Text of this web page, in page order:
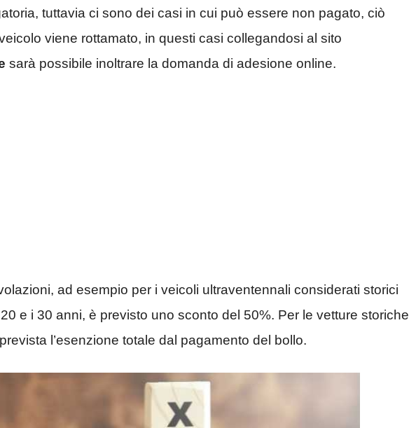
tuttavia ci sono dei casi in cui può essere non pagato, ciò
viene rottamato, in questi casi collegandosi al sito
sarà possibile inoltrare la domanda di adesione online.
ad esempio per i veicoli ultraventennali considerati storici
e i 30 anni, è previsto uno sconto del 50%. Per le vetture storiche
l’esenzione totale dal pagamento del bollo.